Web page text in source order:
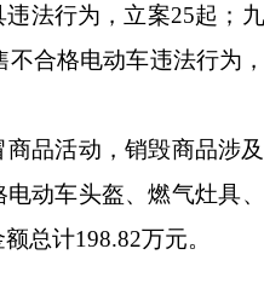
违法行为 ，立案25起；
不合格电动车违法行为 ，
商品活动，销毁商品涉及
动车头盔、燃气灶具、
额总计198.82万元。